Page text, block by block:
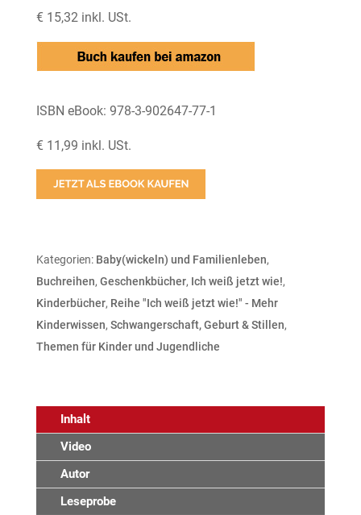
€ 15,32 inkl. USt.
ISBN eBook: 978-3-902647-77-1
€ 11,99 inkl. USt.
Kategorien: Baby(wickeln) und Familienleben,
Buchreihen, Geschenkbücher, Ich weiß jetzt wie!,
Kinderbücher, Reihe "Ich weiß jetzt wie!" - Mehr
Kinderwissen, Schwangerschaft, Geburt & Stillen,
Themen für Kinder und Jugendliche
Inhalt
Video
Autor
Leseprobe